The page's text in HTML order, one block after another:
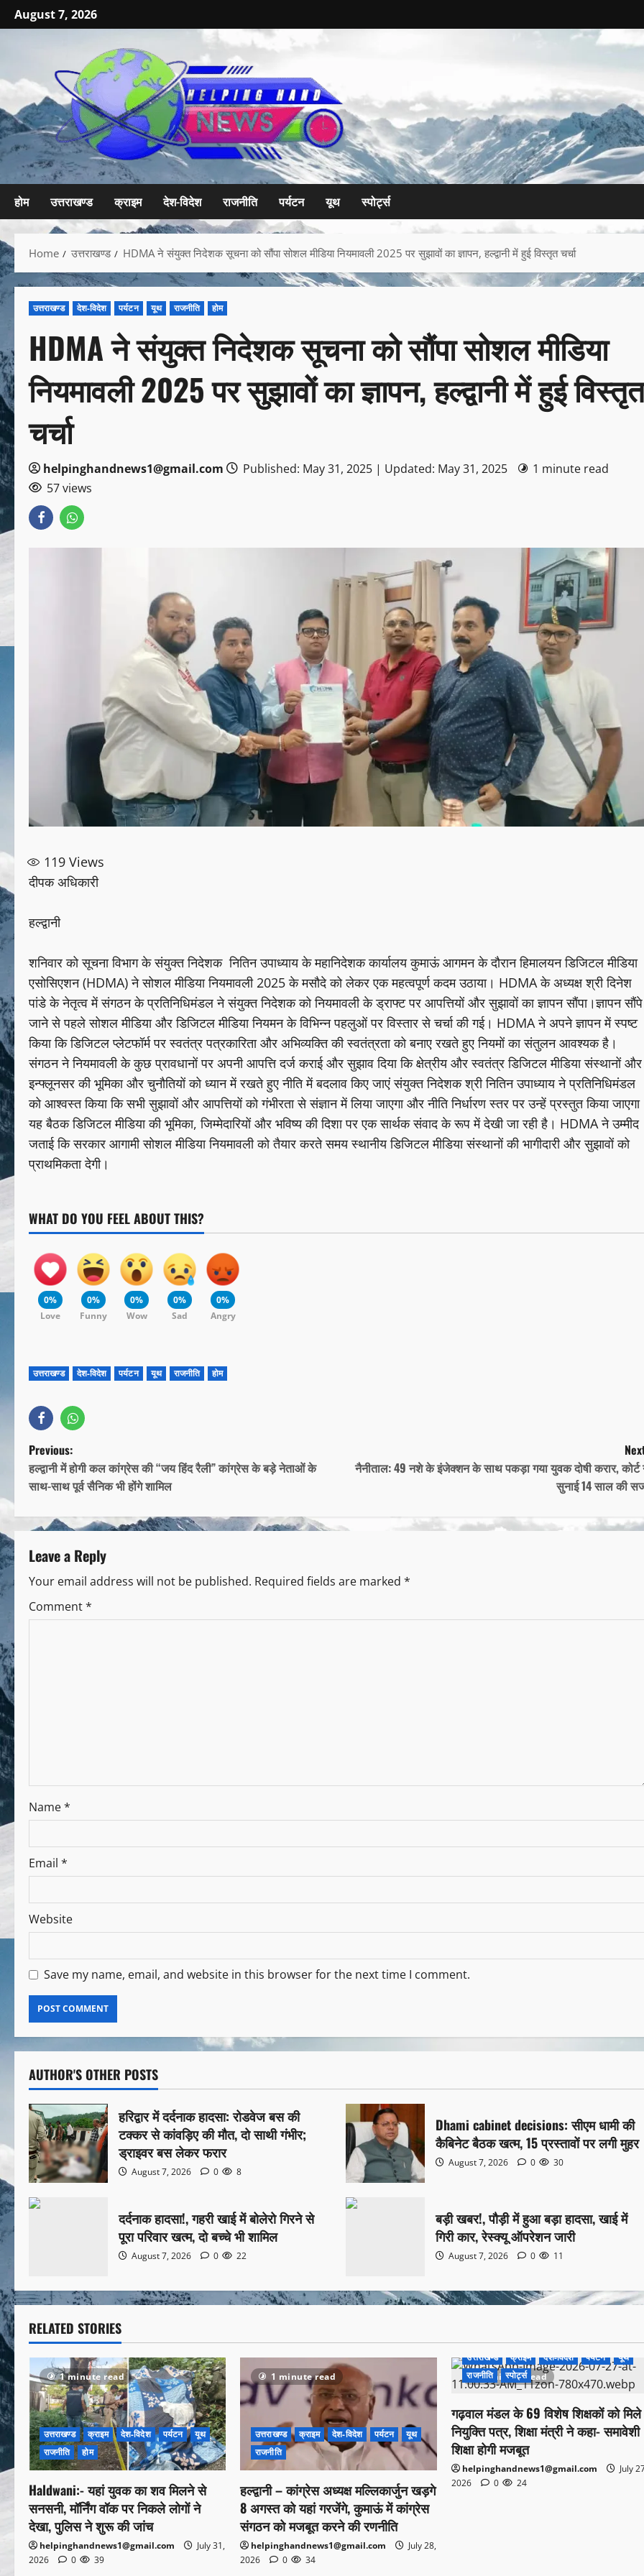
August 7, 2026
होम उत्तराखण्ड क्राइम देश-विदेश राजनीति पर्यटन यूथ स्पोर्ट्स
Home उत्तराखण्ड HDMA ने संयुक्त निदेशक सूचना को सौंपा सोशल मीडिया नियमावली 2025 पर सुझावों का ज्ञापन, हल्द्वानी में हुई विस्तृत चर्चा
उत्तराखण्ड देश-विदेश पर्यटन यूथ राजनीति होम
HDMA ने संयुक्त निदेशक सूचना को सौंपा सोशल मीडिया
नियमावली 2025 पर सुझावों का ज्ञापन, हल्द्वानी में हुई विस्तृत
चर्चा
helpinghandnews1@gmail.com Published: May 31, 2025 | Updated: May 31, 2025
1 minute read
57 views
119 Views
दीपक अधिकारी
हल्द्वानी
शनिवार को सूचना विभाग के संयुक्त निदेशक नितिन उपाध्याय के महानिदेशक कार्यालय कुमाऊं आगमन के दौरान हिमालयन डिजिटल मीडिया
एसोसिएशन (HDMA) ने सोशल मीडिया नियमावली 2025 के मसौदे को लेकर एक महत्वपूर्ण कदम उठाया। HDMA के अध्यक्ष श्री दिनेश
पांडे के नेतृत्व में संगठन के प्रतिनिधिमंडल ने संयुक्त निदेशक को नियमावली के ड्राफ्ट पर आपत्तियों और सुझावों का ज्ञापन सौंपा।ज्ञापन सौंपे
जाने से पहले सोशल मीडिया और डिजिटल मीडिया नियमन के विभिन्न पहलुओं पर विस्तार से चर्चा की गई। HDMA ने अपने ज्ञापन में स्पष्ट
किया कि डिजिटल प्लेटफॉर्म पर स्वतंत्र पत्रकारिता और अभिव्यक्ति की स्वतंत्रता को बनाए रखते हुए नियमों का संतुलन आवश्यक है।
संगठन ने नियमावली के कुछ प्रावधानों पर अपनी आपत्ति दर्ज कराई और सुझाव दिया कि क्षेत्रीय और स्वतंत्र डिजिटल मीडिया संस्थानों और
इन्फ्लूनसर की भूमिका और चुनौतियों को ध्यान में रखते हुए नीति में बदलाव किए जाएं संयुक्त निदेशक श्री नितिन उपाध्याय ने प्रतिनिधिमंडल
को आश्वस्त किया कि सभी सुझावों और आपत्तियों को गंभीरता से संज्ञान में लिया जाएगा और नीति निर्धारण स्तर पर उन्हें प्रस्तुत किया जाएगा
यह बैठक डिजिटल मीडिया की भूमिका, जिम्मेदारियों और भविष्य की दिशा पर एक सार्थक संवाद के रूप में देखी जा रही है। HDMA ने उम्मीद
जताई कि सरकार आगामी सोशल मीडिया नियमावली को तैयार करते समय स्थानीय डिजिटल मीडिया संस्थानों की भागीदारी और सुझावों को
प्राथमिकता देगी।
WHAT DO YOU FEEL ABOUT THIS?
0%
Love
0%
Funny
0%
Wow
0%
Sad
0%
Angry
उत्तराखण्ड देश-विदेश पर्यटन यूथ राजनीति होम
Previous:
हल्द्वानी में होगी कल कांग्रेस की “जय हिंद रैली” कांग्रेस के बड़े नेताओं के
साथ-साथ पूर्व सैनिक भी होंगे शामिल
नैनीताल: 49 नशे के इंजेक्शन के साथ पकड़ा गया युवक दोषी करार, कोर्ट
सुनाई 14 साल की
Leave a Reply
Your email address will not be published. Required fields are marked *
Comment*
Name*
Email *
Website
Save my name, email, and website in this browser for the next time I comment.
AUTHOR'S OTHER POSTS
हरिद्वार में दर्दनाक हादसा: रोडवेज बस की
टक्कर से कांवड़िए की मौत, दो साथी गंभीर;
ड्राइवर बस लेकर फरार
August 7, 2026 0 8
Dhami cabinet decisions: सीएम धामी की
कैबिनेट बैठक खत्म, 15 प्रस्तावों पर लगी मुहर
August 7, 2026 0 30
दर्दनाक हादसा!, गहरी खाई में बोलेरो गिरने से
पूरा परिवार खत्म, दो बच्चे भी शामिल
August 7, 2026 0 22
बड़ी खबर!, पौड़ी में हुआ बड़ा हादसा, खाई में
गिरी कार, रेस्क्यू ऑपरेशन जारी
August 7, 2026 0 11
RELATED STORIES
1 minute read
उत्तराखण्ड क्राइम देश-विदेश पर्यटन
यूथ
राजनीति
होम
Haldwani:- यहां युवक का शव मिलने से
सनसनी, मॉर्निंग वॉक पर निकले लोगों ने
देखा, पुलिस ने शुरू की जांच
helpinghandnews1@gmail.com
July 31,
2026
0 39
1 minute read
उत्तराखण्ड क्राइम देश-विदेश पर्यटन
यूथ
राजनीति
हल्द्वानी – कांग्रेस अध्यक्ष मल्लिकार्जुन खड़गे
8 अगस्त को यहां गरजेंगे, कुमाऊं में कांग्रेस
संगठन को मजबूत करने की रणनीति
helpinghandnews1@gmail.com
July 28,
2026
0 34
1 minute read
उत्तराखण्ड क्राइम देश-विदेश पर्यटन
यूथ
राजनीति
स्पोर्ट्स
गढ़वाल मंडल के 69 विशेष शिक्षकों को मिले
नियुक्ति पत्र, शिक्षा मंत्री ने कहा- समावेशी
शिक्षा होगी मजबूत
helpinghandnews1@gmail.com
July
2026
0 24